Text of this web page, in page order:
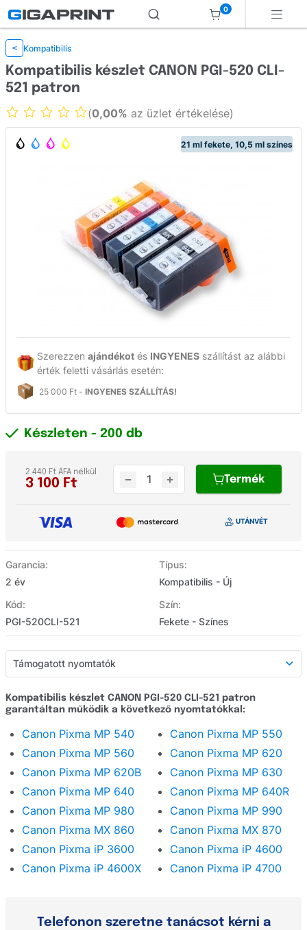
0
< Kompatibilis
21 ml fekete, 10,5 ml színes
Szerezzen ajándékot és INGYENES szállítást az alábbi
érték feletti vásárlás esetén:
25 000 Ft - INGYENES SZÁLLÍTÁS!
Kompatibilis készlet CANON PGI-520 CLI-
521 patron
(0,00% az üzlet értékelése)
Garancia:
2 év
Típus:
Kompatibilis - Új
Kód:
PGI-520CLI-521
Szín:
Fekete - Színes
Készleten - 200 db
3 100 Ft
2 440 Ft ÁFA nélkül
Termék
Támogatott nyomtatók
Részletes leírás
Webáruház értékelés
Kérdezzen
Kompatibilis készlet CANON PGI-520 CLI-521 patron
garantáltan működik a következő nyomtatókkal:
Canon Pixma MP 540
Canon Pixma MP 550
Canon Pixma MP 560
Canon Pixma MP 620
Canon Pixma MP 620B
Canon Pixma MP 630
Canon Pixma MP 640
Canon Pixma MP 640R
Canon Pixma MP 980
Canon Pixma MP 990
Canon Pixma MX 860
Canon Pixma MX 870
Canon Pixma iP 3600
Canon Pixma iP 4600
Canon Pixma iP 4600X
Canon Pixma iP 4700
Telefonon szeretne tanácsot kérni a